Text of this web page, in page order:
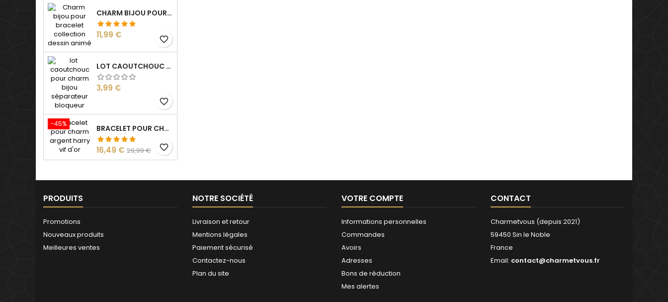
CHARM BIJOU POUR BRACELET COLLECTION DESSIN ANIMÉ
Prix
11,99 € favorite_border
LOT CAOUTCHOUC POUR CHARM BIJOU SÉPARATEUR BLOQUEUR
Prix
3,99 €
favorite_border
-45% BRACELET POUR CHARM ARGENT HARRY VIF D'OR
Prix
16,49 € Prix
de
29,99 € favorite_border
PRODUITS
Promotions
Nouveaux produits
Meilleures ventes
NOTRE SOCIÉTÉ
Livraison et retour
Mentions légales
Paiement sécurisé
Contactez-nous
Plan du site
VOTRE COMPTE
Informations personnelles
Commandes
Avoirs
Adresses
Bons de réduction
Mes alertes
CONTACT
Charmetvous (depuis 2021)
59450 Sin le Noble
France
Email: contact@charmetvous.fr